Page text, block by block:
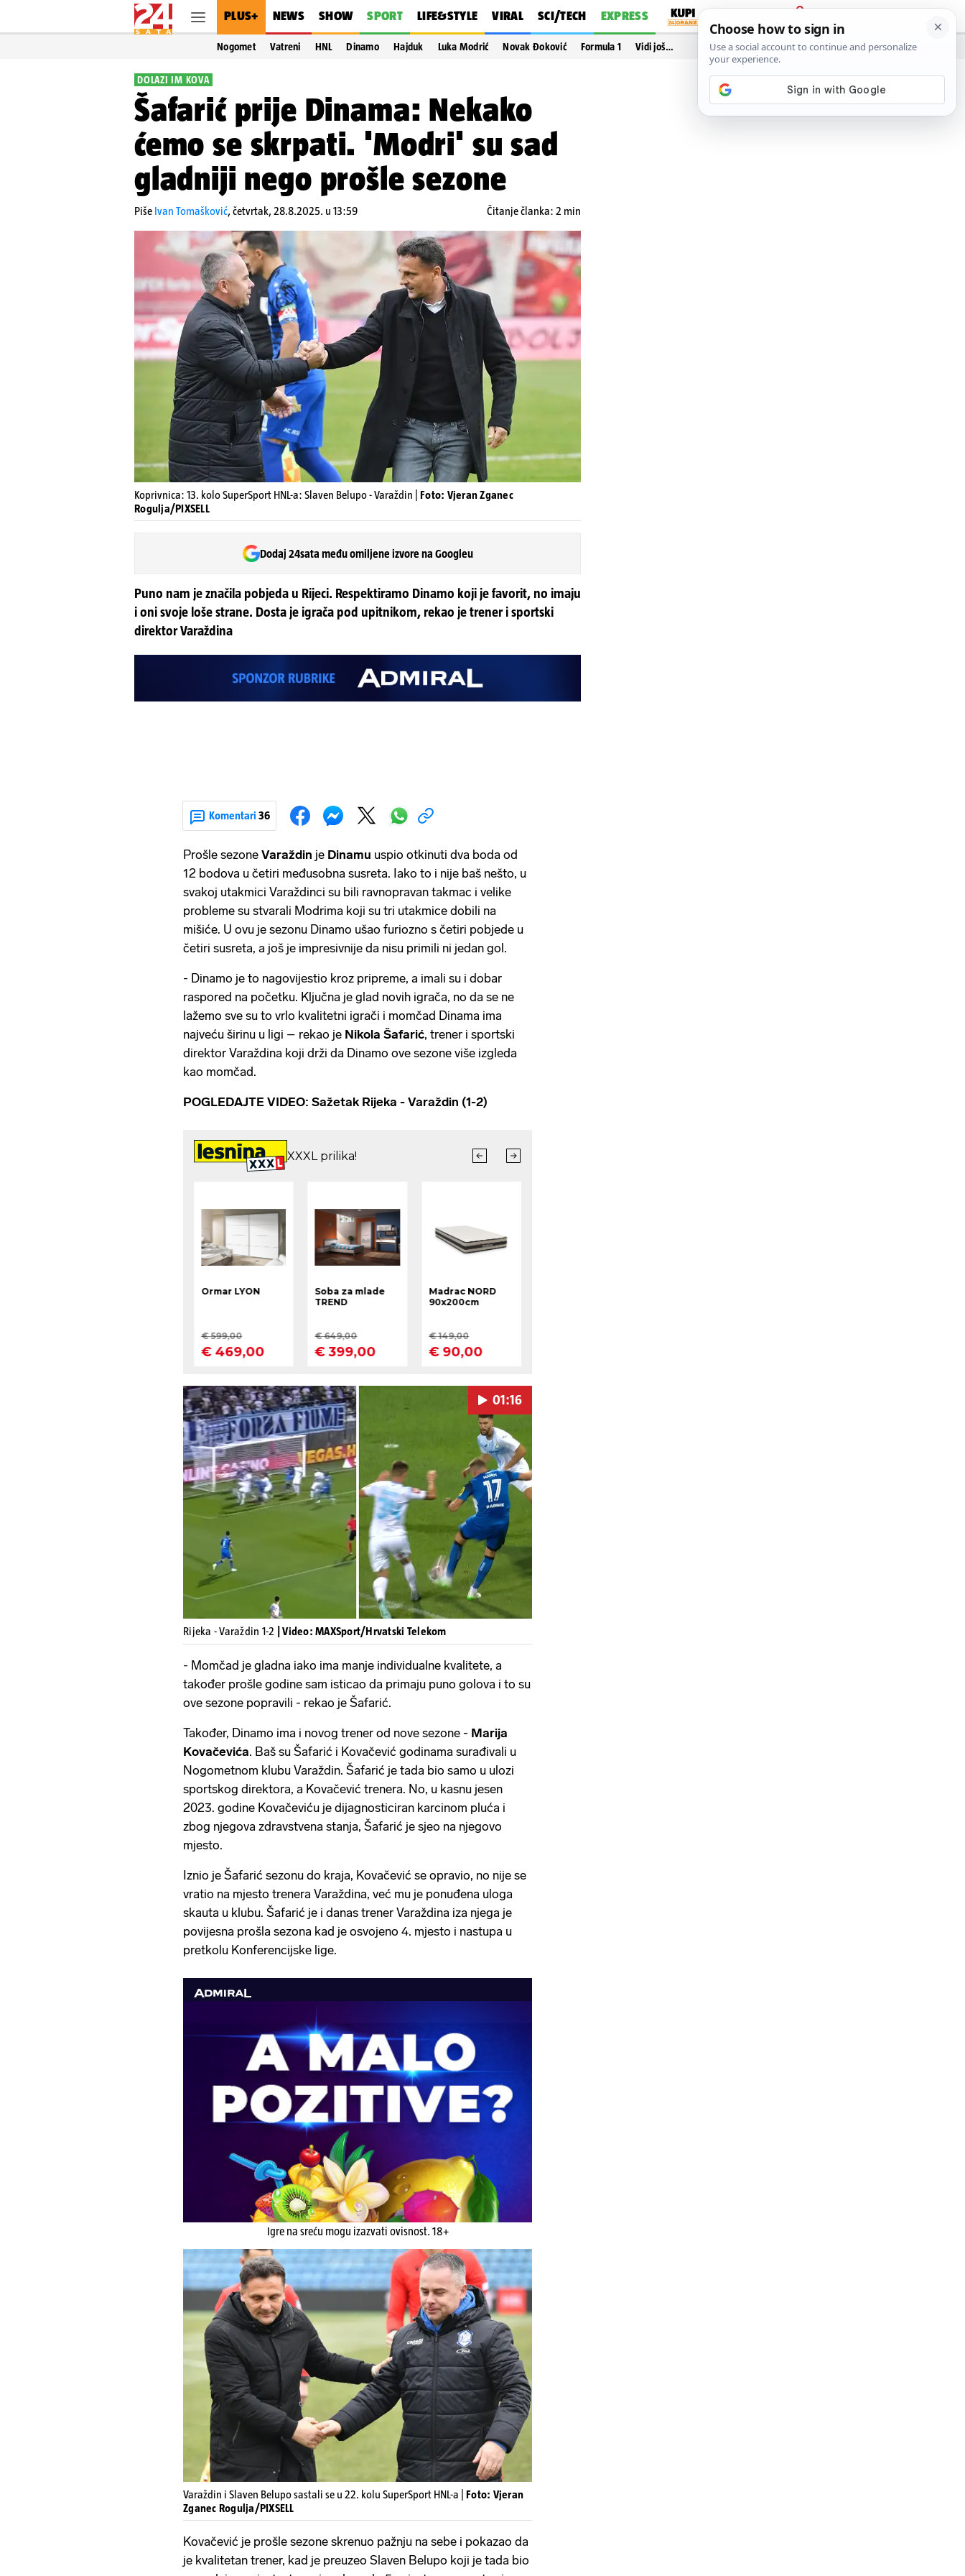
PLUS+ NEWS SHOW SPORT LIFE&STYLE VIRAL SCI/TECH EXPRESS
PRIJAVA
Nogomet Vatreni HNL Dinamo Hajduk Luka Modrić Novak Đoković Formula 1 Vidi još…
DOLAZI IM KOVA
Šafarić prije Dinama: Nekako
ćemo se skrpati. 'Modri' su sad
gladniji nego prošle sezone
Piše Ivan Tomašković,četvrtak, 28.8.2025. u 13:59 Čitanje članka: 2 min
Koprivnica: 13. kolo SuperSport HNL-a: Slaven Belupo - Varaždin | Foto: Vjeran Zganec
Rogulja/PIXSELL
Dodaj 24sata među omiljene izvore na Googleu
Puno nam je značila pobjeda u Rijeci. Respektiramo Dinamo koji je favorit, no imaju
i oni svoje loše strane. Dosta je igrača pod upitnikom, rekao je trener i sportski
direktor Varaždina
Komentari 36
Prošle sezone Varaždin je Dinamu uspio otkinuti dva boda od
12 bodova u četiri međusobna susreta. Iako to i nije baš nešto, u
svakoj utakmici Varaždinci su bili ravnopravan takmac i velike
probleme su stvarali Modrima koji su tri utakmice dobili na
mišiće. U ovu je sezonu Dinamo ušao furiozno s četiri pobjede u
četiri susreta, a još je impresivnije da nisu primili ni jedan gol.
- Dinamo je to nagovijestio kroz pripreme, a imali su i dobar
raspored na početku. Ključna je glad novih igrača, no da se ne
lažemo sve su to vrlo kvalitetni igrači i momčad Dinama ima
najveću širinu u ligi – rekao je Nikola Šafarić, trener i sportski
direktor Varaždina koji drži da Dinamo ove sezone više izgleda
kao momčad.
POGLEDAJTE VIDEO: Sažetak Rijeka - Varaždin (1-2)
Pokretanje videa...
01:16
Rijeka - Varaždin 1-2 | Video: MAXSport/Hrvatski Telekom
- Momčad je gladna iako ima manje individualne kvalitete, a
također prošle godine sam isticao da primaju puno golova i to su
ove sezone popravili - rekao je Šafarić.
Također, Dinamo ima i novog trener od nove sezone - Marija
Kovačevića. Baš su Šafarić i Kovačević godinama surađivali u
Nogometnom klubu Varaždin. Šafarić je tada bio samo u ulozi
sportskog direktora, a Kovačević trenera. No, u kasnu jesen
2023. godine Kovačeviću je dijagnosticiran karcinom pluća i
zbog njegova zdravstvena stanja, Šafarić je sjeo na njegovo
mjesto.
Iznio je Šafarić sezonu do kraja, Kovačević se opravio, no nije se
vratio na mjesto trenera Varaždina, već mu je ponuđena uloga
skauta u klubu. Šafarić je i danas trener Varaždina iza njega je
povijesna prošla sezona kad je osvojeno 4. mjesto i nastupa u
pretkolu Konferencijske lige.
Igre na sreću mogu izazvati ovisnost. 18+
Varaždin i Slaven Belupo sastali se u 22. kolu SuperSport HNL-a | Foto: Vjeran
Zganec Rogulja/PIXSELL
Kovačević je prošle sezone skrenuo pažnju na sebe i pokazao da
je kvalitetan trener, kad je preuzeo Slaven Belupo koji je tada bio